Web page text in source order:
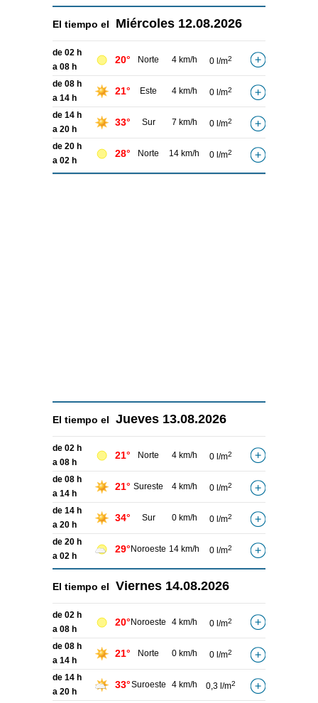
El tiempo el Miércoles 12.08.2026
de 02 h
a 08 h
20° Norte 4 km/h 0 l/m2
de 08 h
a 14 h
21° Este 4 km/h 0 l/m2
de 14 h
a 20 h
33° Sur 7 km/h 0 l/m2
de 20 h
a 02 h
28° Norte 14 km/h 0 l/m2
El tiempo el Jueves 13.08.2026
de 02 h
a 08 h
21° Norte 4 km/h 0 l/m2
de 08 h
a 14 h
21° Sureste 4 km/h 0 l/m2
de 14 h
a 20 h
34° Sur 0 km/h 0 l/m2
de 20 h
a 02 h
29° Noroeste 14 km/h 0 l/m2
El tiempo el Viernes 14.08.2026
de 02 h
a 08 h
20° Noroeste 4 km/h 0 l/m2
de 08 h
a 14 h
21° Norte 0 km/h 0 l/m2
de 14 h
a 20 h
33°Suroeste 4 km/h 0,3 l/m2